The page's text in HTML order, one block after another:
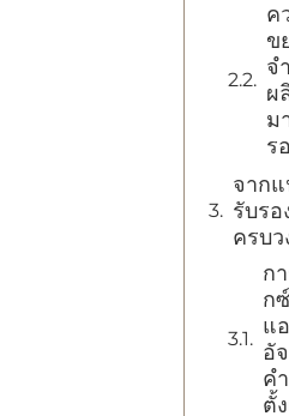
ค
ข
จ
ผ
ม
ร
จาก
รับร
ครบว
ก
ก
แ
อั
ค
ตั้